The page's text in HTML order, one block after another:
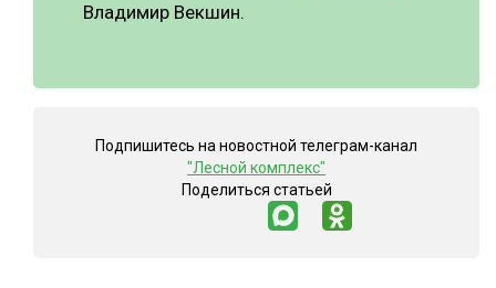
Владимир Векшин.
Подпишитесь на новостной телеграм-канал
"Лесной комплекс"
Поделиться статьей